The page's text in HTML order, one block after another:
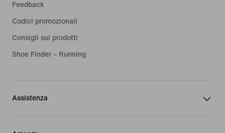
Feedback
Codici promozionali
Consigli sui prodotti
Shoe Finder – Running
Assistenza